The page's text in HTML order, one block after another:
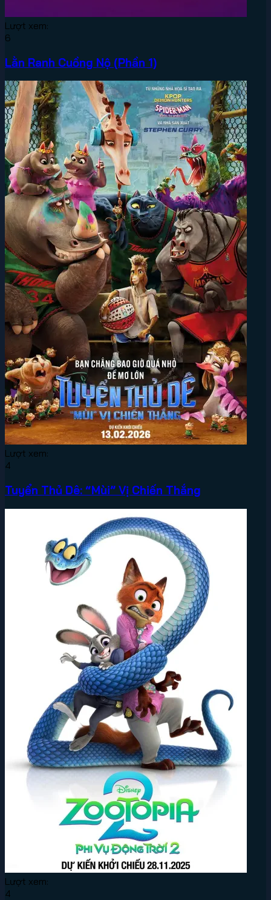
Lượt xem:
6
Lằn Ranh Cuồng Nộ (Phần 1)
Lượt xem:
4
Tuyển Thủ Dê: “Mùi” Vị Chiến Thắng
Lượt xem:
4